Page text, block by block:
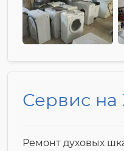
Сервис на
Ремонт духовых